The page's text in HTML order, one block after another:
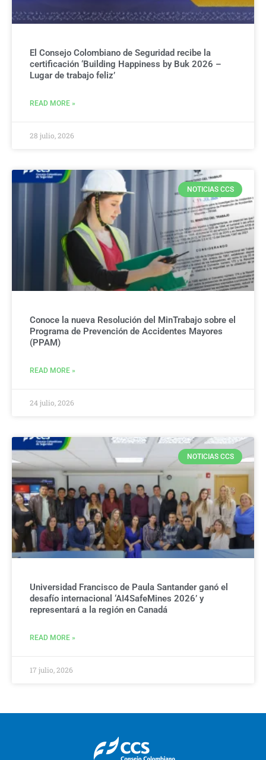
El Consejo Colombiano de Seguridad recibe la
certificación ‘Building Happiness by Buk 2026 –
Lugar de trabajo feliz’
READ MORE »
28 julio, 2026
NOTICIAS CCS
Conoce la nueva Resolución del MinTrabajo sobre el
Programa de Prevención de Accidentes Mayores
(PPAM)
READ MORE »
24 julio, 2026
NOTICIAS CCS
Universidad Francisco de Paula Santander ganó el
desafío internacional ‘AI4SafeMines 2026’ y
representará a la región en Canadá
READ MORE »
17 julio, 2026